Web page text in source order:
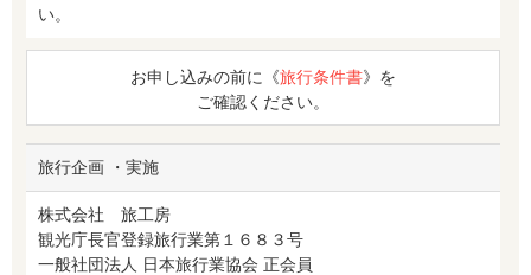
い。
お申し込みの前に《旅行条件書》を
ご確認ください。
旅行企画 ・実施
株式会社 旅工房
観光庁長官登録旅行業第１６８３号
一般社団法人 日本旅行業協会 正会員